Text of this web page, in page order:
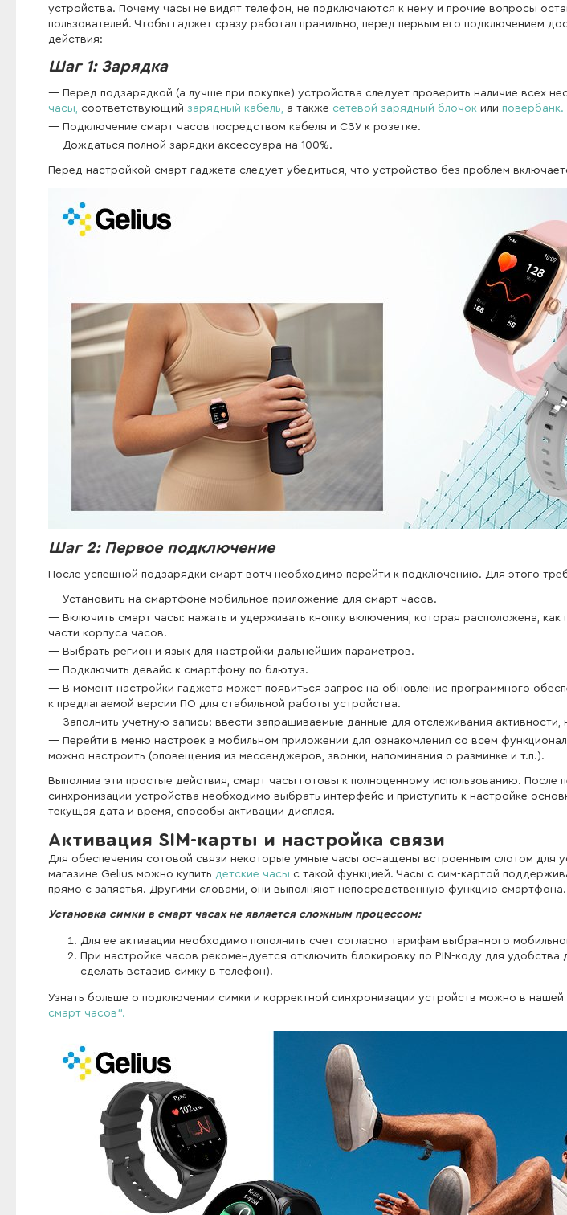
устройства. Почему часы не видят телефон, не подключаются к нему и прочие вопросы
пользователей. Чтобы гаджет сразу работал правильно, перед первым его подключением
действия:
Шаг 1: Зарядка
Перед подзарядкой (а лучше при покупке) устройства следует проверить наличие всех
часы, соответствующий зарядный кабель, а также сетевой зарядный блочок или повербанк.
Подключение смарт часов посредством кабеля и СЗУ к розетке.
Дождаться полной зарядки аксессуара на 100%.
Перед настройкой смарт гаджета следует убедиться, что устройство без проблем
Шаг 2: Первое подключение
После успешной подзарядки смарт вотч необходимо перейти к подключению. Для этого
Установить на смартфоне мобильное приложение для смарт часов.
Включить смарт часы: нажать и удерживать кнопку включения, которая расположена, как
части корпуса часов.
Выбрать регион и язык для настройки дальнейших параметров.
Подключить девайс к смартфону по блютуз.
В момент настройки гаджета может появиться запрос на обновление программного
к предлагаемой версии ПО для стабильной работы устройства.
Заполнить учетную запись: ввести запрашиваемые данные для отслеживания активности,
Перейти в меню настроек в мобильном приложении для ознакомления со всем
можно настроить (оповещения из мессенджеров, звонки, напоминания о разминке и т.п.).
Выполнив эти простые действия, смарт часы готовы к полноценному использованию. После
синхронизации устройства необходимо выбрать интерфейс и приступить к настройке
текущая дата и время, способы активации дисплея.
Активация SIM-карты и настройка связи
Для обеспечения сотовой связи некоторые умные часы оснащены встроенным слотом для
магазине Gelius можно купить детские часы с такой функцией. Часы с сим-картой
прямо с запястья. Другими словами, они выполняют непосредственную функцию смартфона.
Установка симки в смарт часах не является сложным процессом:
Для ее активации необходимо пополнить счет согласно тарифам выбранного
При настройке часов рекомендуется отключить блокировку по PIN-коду для
сделать вставив симку в телефон).
Узнать больше о подключении симки и корректной синхронизации устройств можно в нашей
смарт часов".